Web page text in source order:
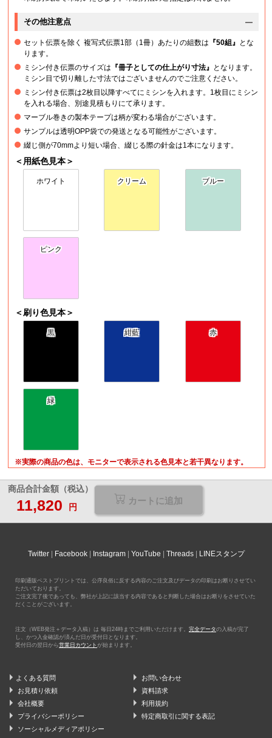
その他注意点
セット伝票を除く 複写式伝票1部（1冊）あたりの組数は 『50組』 とな
ります。
ミシン付き伝票のサイズは 『冊子としての仕上がり寸法』 となります。
ミシン目で切り離した寸法ではございませんのでご注意ください。
ミシン付き伝票は2枚目以降すべてにミシンを入れます。1枚目にミシン
を入れる場合、別途見積もりにて承ります。
マーブル巻きの製本テープは柄が変わる場合がございます。
サンプルは透明OPP袋での発送となる可能性がございます。
綴じ側が70mmより短い場合、綴じる際の針金は1本になります。
＜用紙色見本＞
ホワイト クリーム ブルー
ピンク
＜刷り色見本＞
黒 紺藍 赤
緑
※実際の商品の色は、モニターで表示される色見本と若干異なります。
商品合計金額（税込）
11,820 円
カートに追加
Twitter Facebook Instagram YouTube Threads LINEスタンプ
印刷通販ベストプリントでは、公序良俗に反する内容のご注文及びデータの印刷はお断りさせてい
ただいております。
ご注文完了後であっても、弊社が上記に該当する内容であると判断した場合はお断りをさせていた
だくことがございます。
注文（WEB発注＋データ入稿）は 毎日24時までご利用いただけます。 完全データの入稿が完了
し、かつ入金確認が済んだ日が受付日となります。
受付日の翌日から営業日カウント が始まります。
よくある質問
お問い合わせ
お見積り依頼
資料請求
会社概要
利用規約
プライバシーポリシー
特定商取引に関する表記
ソーシャルメディアポリシー